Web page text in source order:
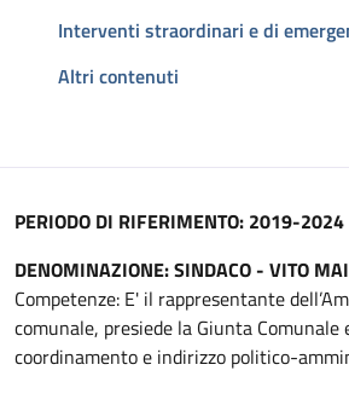
Interventi straordinari e di
Altri contenuti
Descrizione
PERIODO DI RIFERIMENTO: 2019-2024
DENOMINAZIONE: SINDACO - VITO
Competenze: E' il rappresentante
comunale, presiede la Giunta Comunale
coordinamento e indirizzo politico-